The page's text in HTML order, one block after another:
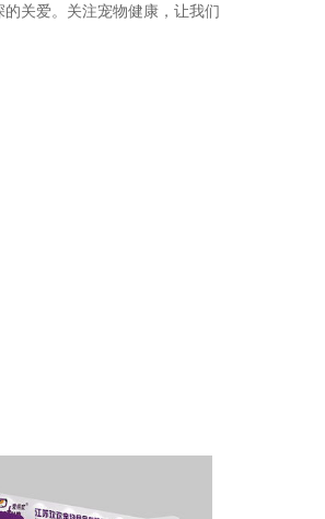
关爱。关注宠物健康，让我们